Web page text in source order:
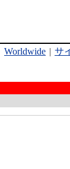
Worldwide | サ